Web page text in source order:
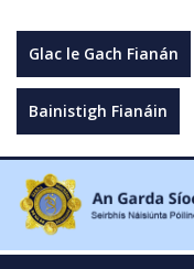
Glac le Gach Fianán
Bainistigh Fianáin